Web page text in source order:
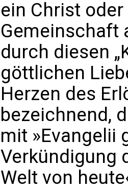
ein Christ
Gemeinschaft
durch diesen
göttlichen
Herzen des
bezeichnend,
mit »Evangelii
Verkündigung
Welt von